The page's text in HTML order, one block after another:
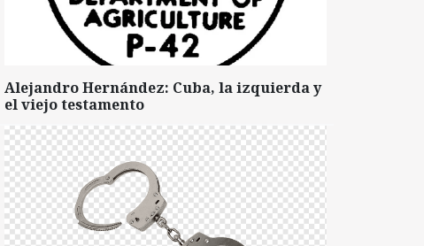
Alejandro Hernández: Cuba, la izquierda y
el viejo testamento